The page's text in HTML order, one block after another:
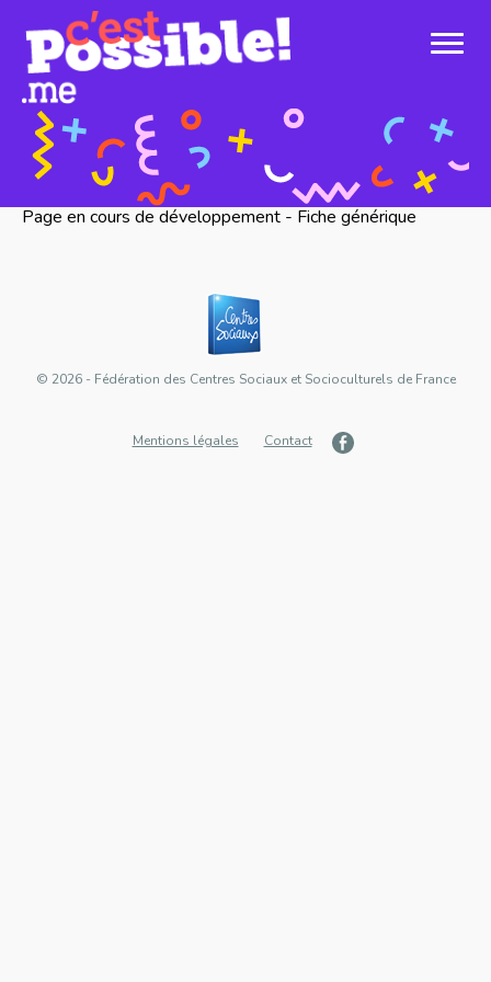
Page en cours de développement - Fiche générique
© 2026 - Fédération des Centres Sociaux et Socioculturels de France
Mentions légales Contact